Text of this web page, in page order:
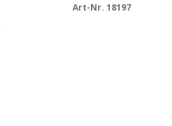
Art-Nr. 18197